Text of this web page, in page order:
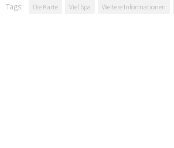
Tags: Die Karte Viel Spa Weitere Informationen